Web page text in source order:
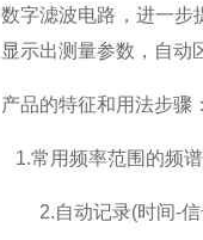
数字滤波电路，进一步
显示出测量参数，自动
产品的特征和用法步骤：
1.常用频率范围的频
2.自动记录(时间-